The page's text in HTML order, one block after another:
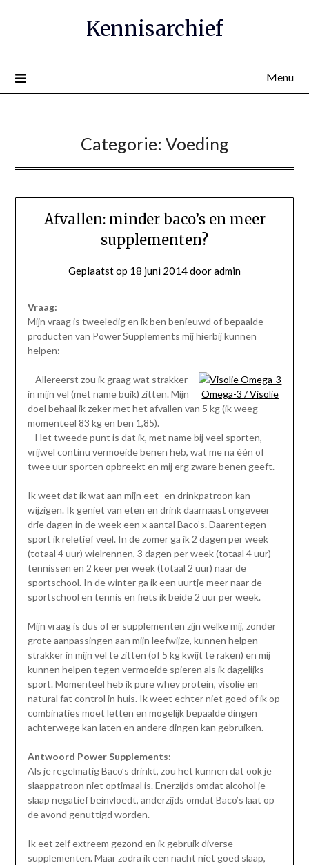
inhoud
Kennisarchief
Menu
Categorie: Voeding
Afvallen: minder baco’s en meer
supplementen?
Geplaatst op 18 juni 2014dooradmin
Vraag:
Mijn vraag is tweeledig en ik ben benieuwd of bepaalde
producten van Power Supplements mij hierbij kunnen
helpen:
Omega-3 / Visolie
– Allereerst zou ik graag wat strakker
in mijn vel (met name buik) zitten. Mijn
doel behaal ik zeker met het afvallen van 5 kg (ik weeg
momenteel 83 kg en ben 1,85).
– Het tweede punt is dat ik, met name bij veel sporten,
vrijwel continu vermoeide benen heb, wat me na één of
twee uur sporten opbreekt en mij erg zware benen geeft.
Ik weet dat ik wat aan mijn eet- en drinkpatroon kan
wijzigen. Ik geniet van eten en drink daarnaast ongeveer
drie dagen in de week een x aantal Baco’s. Daarentegen
sport ik reletief veel. In de zomer ga ik 2 dagen per week
(totaal 4 uur) wielrennen, 3 dagen per week (totaal 4 uur)
tennissen en 2 keer per week (totaal 2 uur) naar de
sportschool. In de winter ga ik een uurtje meer naar de
sportschool en tennis en fiets ik beide 2 uur per week.
Mijn vraag is dus of er supplementen zijn welke mij, zonder
grote aanpassingen aan mijn leefwijze, kunnen helpen
strakker in mijn vel te zitten (of 5 kg kwijt te raken) en mij
kunnen helpen tegen vermoeide spieren als ik dagelijks
sport. Momenteel heb ik pure whey protein, visolie en
natural fat control in huis. Ik weet echter niet goed of ik op
combinaties moet letten en mogelijk bepaalde dingen
achterwege kan laten en andere dingen kan gebruiken.
Antwoord Power Supplements:
Als je regelmatig Baco’s drinkt, zou het kunnen dat ook je
slaappatroon niet optimaal is. Enerzijds omdat alcohol je
slaap negatief beinvloedt, anderzijds omdat Baco’s laat op
de avond genuttigd worden.
Ik eet zelf extreem gezond en ik gebruik diverse
supplementen. Maar zodra ik een nacht niet goed slaap,